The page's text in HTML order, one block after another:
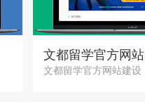
文都留学官方网站...
文都留学官方网站
文都留学官方网站建设